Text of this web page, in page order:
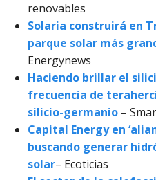
renovables
Solaria construirá en
parque solar más
Energynews
Haciendo brillar el
frecuencia de
silicio-germanio –
Capital Energy en
buscando generar
solar– Ecoticias